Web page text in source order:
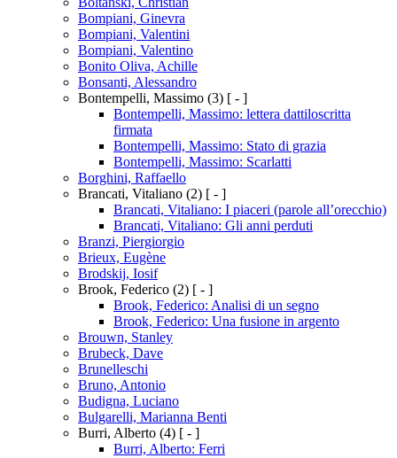
Bompiani, Ginevra
Bompiani, Valentini
Bompiani, Valentino
Bonito Oliva, Achille
Bonsanti, Alessandro
Bontempelli, Massimo (3) [ - ]
Bontempelli, Massimo: lettera dattiloscritta
firmata
Bontempelli, Massimo: Stato di grazia
Bontempelli, Massimo: Scarlatti
Borghini, Raffaello
Brancati, Vitaliano (2) [ - ]
Brancati, Vitaliano: I piaceri (parole all’orecchio)
Brancati, Vitaliano: Gli anni perduti
Branzi, Piergiorgio
Brieux, Eugène
Brodskij, Iosif
Brook, Federico (2) [ - ]
Brook, Federico: Analisi di un segno
Brook, Federico: Una fusione in argento
Brouwn, Stanley
Brubeck, Dave
Brunelleschi
Bruno, Antonio
Budigna, Luciano
Bulgarelli, Marianna Benti
Burri, Alberto (4) [ - ]
Burri, Alberto: Ferri